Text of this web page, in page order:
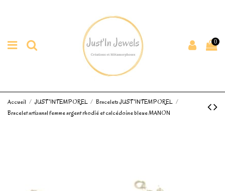
0
Accueil JUST'INTEMPOREL
Bracelets JUST'INTEMPOREL
Bracelet artisanal femme argent rhodié et calcédoine bleue MANON